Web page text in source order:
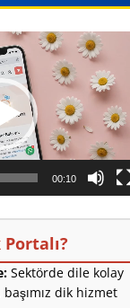
00:10
Sektörde dile kolay
başımız dik hizmet